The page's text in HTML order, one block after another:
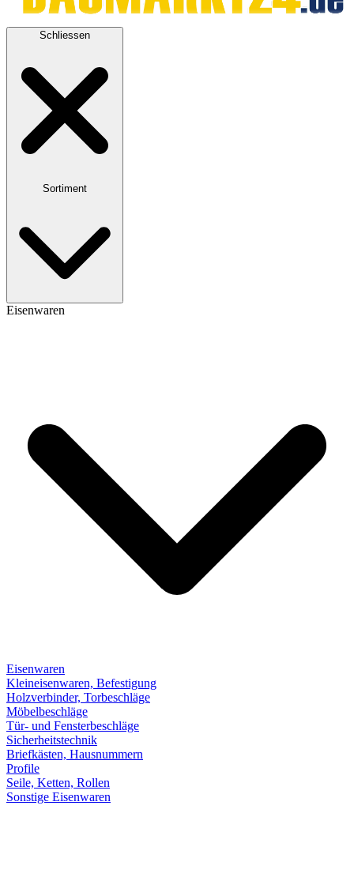
Schliessen
Sortiment
Eisenwaren
Eisenwaren
Kleineisenwaren, Befestigung
Holzverbinder, Torbeschläge
Möbelbeschläge
Tür- und Fensterbeschläge
Sicherheitstechnik
Briefkästen, Hausnummern
Profile
Seile, Ketten, Rollen
Sonstige Eisenwaren